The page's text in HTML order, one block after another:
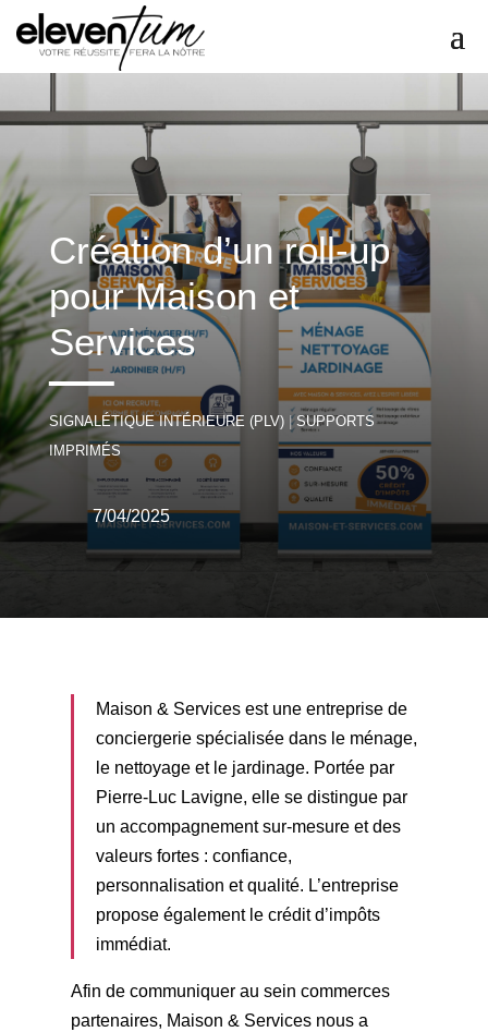
Création d’un roll-up
pour Maison et
Services
SIGNALÉTIQUE INTÉRIEURE (PLV)|SUPPORTS
IMPRIMÉS
7/04/2025
Maison & Services est une entreprise de
conciergerie spécialisée dans le ménage,
le nettoyage et le jardinage. Portée par
Pierre-Luc Lavigne, elle se distingue par
un accompagnement sur-mesure et des
valeurs fortes : confiance,
personnalisation et qualité. L’entreprise
propose également le crédit d’impôts
immédiat.
Afin de communiquer au sein commerces
partenaires, Maison & Services nous a